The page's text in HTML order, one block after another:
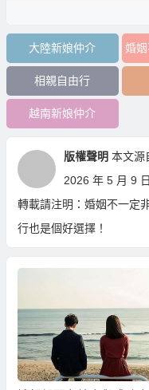
大陸新娘仲介
相親自由行
越南新娘仲介
版權聲明 本文源
2026 年 5 月 9
轉載請注明： 婚姻不一定
行也是個好選擇！